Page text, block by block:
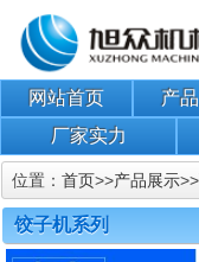
网站首页 产
厂家实力
位置： 首页>>产品展示>>
饺子机系列